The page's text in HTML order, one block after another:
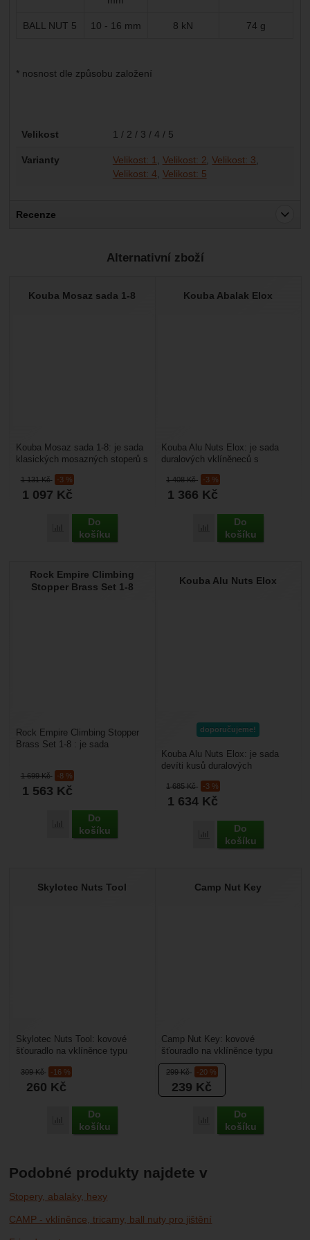
BALL NUT 5 10 - 16 mm 8 kN 74 g
* nosnost dle způsobu založení
Parametry
Velikost 1 / 2 / 3 / 4 / 5
Varianty Velikost: 1 Velikost: 2 Velikost: 3
Velikost: 4 Velikost: 5
Recenze
Nebyla přidána žádná recenze.
Alternativní zboží
Kouba Mosaz sada 1-8
1 131Kč -3 %
1 097 Kč
Porovnat
Do
košíku
Kouba Mosaz sada 1-8: je sada
klasických mosazných stoperů s
Vklíněnce jsou...
Kouba Abalak Elox
1 408Kč -3 %
1 366 Kč
Porovnat
Do
košíku
Kouba Alu Nuts Elox: je sada
duralových vklíněneců s
výhoda je v tom, že díky...
Rock Empire Climbing
Stopper Brass Set 1-8
1 699Kč -8 %
1 563 Kč
Porovnat
Do
košíku
Rock Empire Climbing Stopper
Brass Set 1-8 : je sada
vklíněneců s pevnostním
ocelovým...
Kouba Alu Nuts Elox
doporučujeme!
1 685Kč -3 %
1 634 Kč
Porovnat
Do
košíku
Kouba Alu Nuts Elox: je sada
devíti kusů duralových
pevnostním ocelovým...
Skylotec Nuts Tool
309Kč -16 %
260 Kč
Porovnat
Do
košíku
Skylotec Nuts Tool: kovové
šťouradlo na vklíněnce typu
Camp Nut Key
299Kč -20 %
239 Kč
Porovnat
Do
košíku
Camp Nut Key: kovové
šťouradlo na vklíněnce typu
stoper, abalak, hex.Váha: 60 g
Podobné produkty najdete v
Stopery, abalaky, hexy
CAMP - vklíněnce, tricamy, ball nuty pro jištění